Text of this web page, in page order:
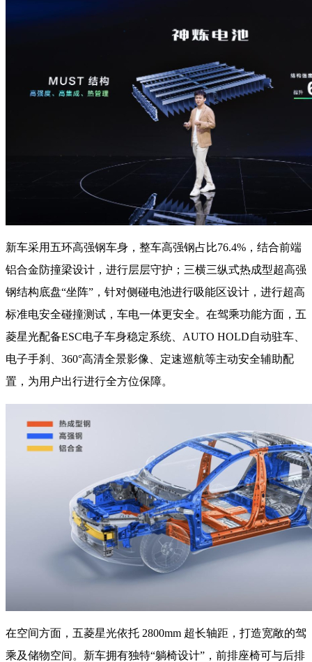
新车采用五环高强钢车身，整车高强钢占比76.4%，结合前端
铝合金防撞梁设计，进行层层守护；三横三纵式热成型超高强
钢结构底盘“坐阵”，针对侧碰电池进行吸能区设计，进行超高
标准电安全碰撞测试，车电一体更安全。在驾乘功能方面，五
菱星光配备ESC电子车身稳定系统、AUTO HOLD自动驻车、
电子手刹、360°高清全景影像、定速巡航等主动安全辅助配
置，为用户出行进行全方位保障。
在空间方面，五菱星光依托 2800mm 超长轴距，打造宽敞的驾
乘及储物空间。新车拥有独特“躺椅设计”，前排座椅可与后排